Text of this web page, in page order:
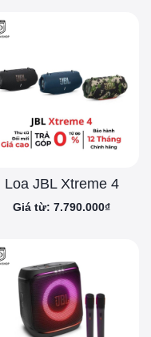
Loa JBL Xtreme 4
Giá từ: 7.790.000₫